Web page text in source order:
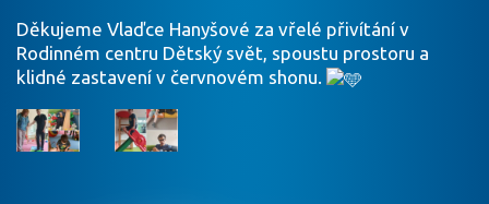
Děkujeme Vlaďce Hanyšové za vřelé přivítání v
Rodinném centru Dětský svět, spoustu prostoru a
klidné zastavení v červnovém shonu.